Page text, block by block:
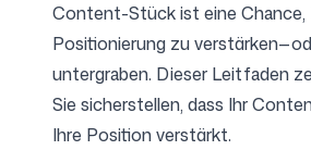
Kontakt
Content-Stück ist eine Chance,
Positionierung zu
untergraben. Dieser Leitfaden
Sie sicherstellen, dass Ihr
Ihre Position verstärkt.